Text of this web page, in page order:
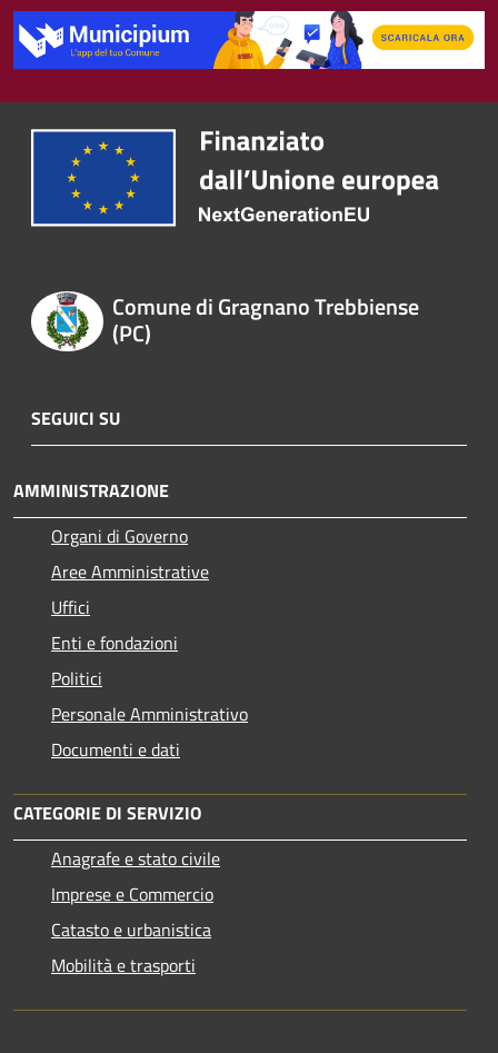
Comune di Gragnano Trebbiense
(PC)
SEGUICI SU
AMMINISTRAZIONE
Organi di Governo
Aree Amministrative
Uffici
Enti e fondazioni
Politici
Personale Amministrativo
Documenti e dati
CATEGORIE DI SERVIZIO
Anagrafe e stato civile
Imprese e Commercio
Catasto e urbanistica
Mobilità e trasporti